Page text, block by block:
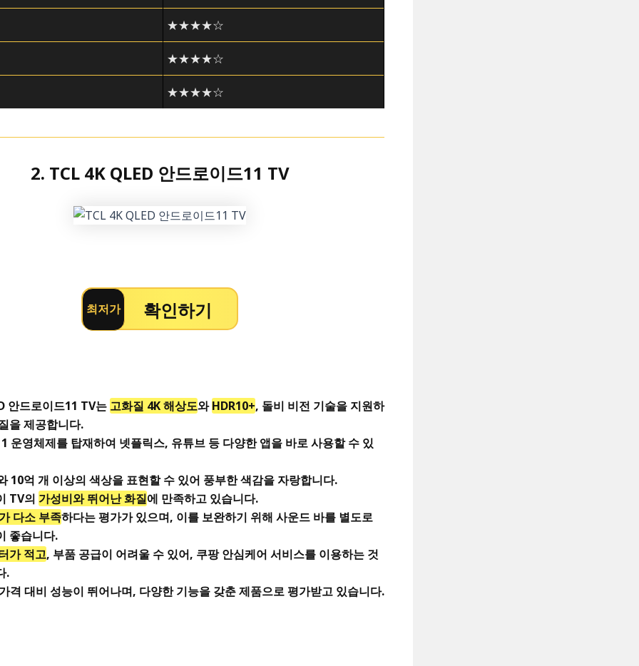
★★★★☆
★★★★☆
★★★★☆
2. TCL 4K QLED 안드로이드11 TV
최저가 확인하기
안드로이드11 TV는 고화질 4K 해상도와HDR10+, 돌비 비전 기술을 지원하
을 제공합니다.
운영체제를 탑재하여 넷플릭스, 유튜브 등 다양한 앱을 바로 사용할 수 있
10억 개 이상의 색상을 표현할 수 있어 풍부한 색감을 자랑합니다.
TV의 가성비와 뛰어난 화질에 만족하고 있습니다.
다소 부족하다는 평가가 있으며, 이를 보완하기 위해 사운드 바를 별도로
좋습니다.
가 적고, 부품 공급이 어려울 수 있어, 쿠팡 안심케어 서비스를 이용하는 것
.
격 대비 성능이 뛰어나며, 다양한 기능을 갖춘 제품으로 평가받고 있습니다.